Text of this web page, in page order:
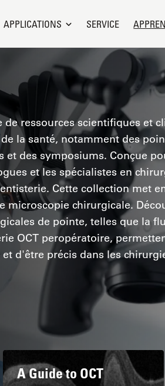
APPLICATIONS SERVICE
ressources scientifiques et
la santé, notamment des
et des symposiums. Conçue
et les spécialistes en
Cette collection met
microscopie chirurgicale.
de pointe, telles que la
OCT peropératoire,
d'être précis dans les
A Guide to OCT